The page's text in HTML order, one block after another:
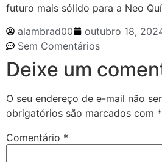
futuro mais sólido para a Neo
alambrad00
outubro 18,
Sem Comentários
Deixe um
O seu endereço de e-mail não
obrigatórios são marcados com *
Comentário *